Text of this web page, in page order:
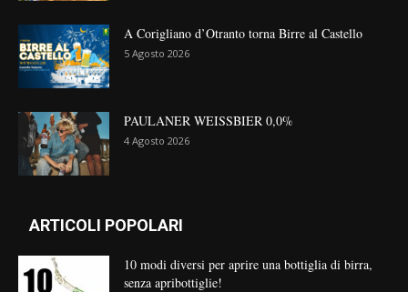
A Corigliano d’Otranto torna Birre al Castello
5 Agosto 2026
PAULANER WEISSBIER 0,0%
4 Agosto 2026
ARTICOLI POPOLARI
10 modi diversi per aprire una bottiglia di birra,
senza apribottiglie!